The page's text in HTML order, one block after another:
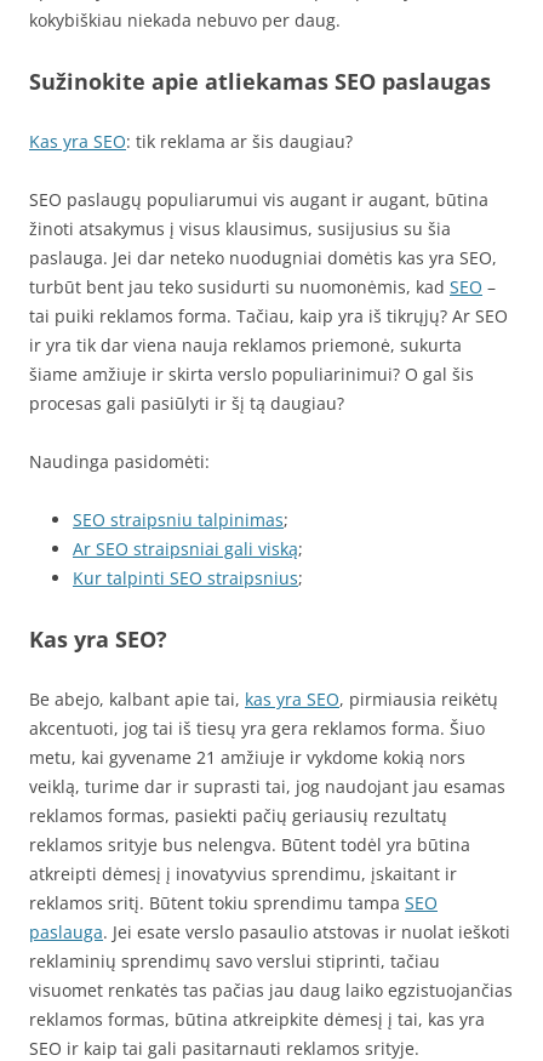
kokybiškiau niekada nebuvo per daug.
Sužinokite apie atliekamas SEO paslaugas
Kas yra SEO: tik reklama ar šis daugiau?
SEO paslaugų populiarumui vis augant ir augant, būtina
žinoti atsakymus į visus klausimus, susijusius su šia
paslauga. Jei dar neteko nuodugniai domėtis kas yra SEO,
turbūt bent jau teko susidurti su nuomonėmis, kad SEO –
tai puiki reklamos forma. Tačiau, kaip yra iš tikrųjų? Ar SEO
ir yra tik dar viena nauja reklamos priemonė, sukurta
šiame amžiuje ir skirta verslo populiarinimui? O gal šis
procesas gali pasiūlyti ir šį tą daugiau?
Naudinga pasidomėti:
SEO straipsniu talpinimas;
Ar SEO straipsniai gali viską;
Kur talpinti SEO straipsnius;
Kas yra SEO?
Be abejo, kalbant apie tai, kas yra SEO, pirmiausia reikėtų
akcentuoti, jog tai iš tiesų yra gera reklamos forma. Šiuo
metu, kai gyvename 21 amžiuje ir vykdome kokią nors
veiklą, turime dar ir suprasti tai, jog naudojant jau esamas
reklamos formas, pasiekti pačių geriausių rezultatų
reklamos srityje bus nelengva. Būtent todėl yra būtina
atkreipti dėmesį į inovatyvius sprendimu, įskaitant ir
reklamos sritį. Būtent tokiu sprendimu tampa SEO
paslauga. Jei esate verslo pasaulio atstovas ir nuolat ieškoti
reklaminių sprendimų savo verslui stiprinti, tačiau
visuomet renkatės tas pačias jau daug laiko egzistuojančias
reklamos formas, būtina atkreipkite dėmesį į tai, kas yra
SEO ir kaip tai gali pasitarnauti reklamos srityje.